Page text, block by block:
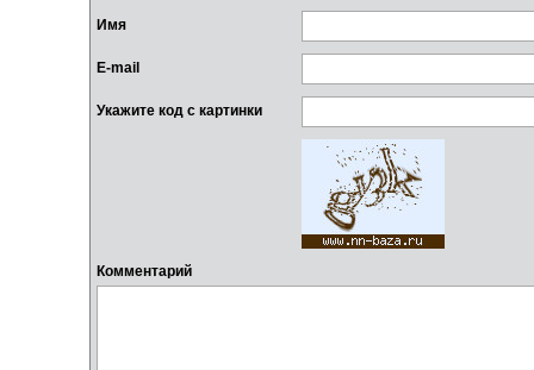
Имя
E-mail
Укажите код с картинки
Комментарий